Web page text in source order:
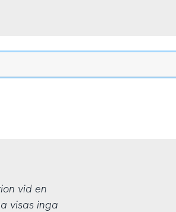
vid en
visas inga